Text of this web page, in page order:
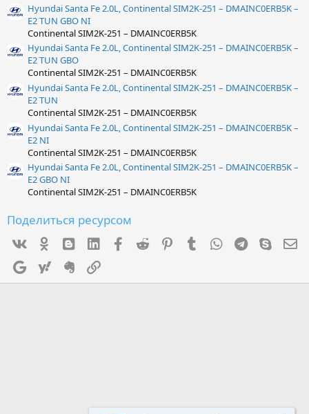
Hyundai Santa Fe 2.0L, Continental SIM2K-251 – DMAINC0ERB5K –
E2 TUN GBO NI
Continental SIM2K-251 – DMAINC0ERB5K
Hyundai Santa Fe 2.0L, Continental SIM2K-251 – DMAINC0ERB5K –
E2 TUN GBO
Continental SIM2K-251 – DMAINC0ERB5K
Hyundai Santa Fe 2.0L, Continental SIM2K-251 – DMAINC0ERB5K –
E2 TUN
Continental SIM2K-251 – DMAINC0ERB5K
Hyundai Santa Fe 2.0L, Continental SIM2K-251 – DMAINC0ERB5K –
E2 NI
Continental SIM2K-251 – DMAINC0ERB5K
Hyundai Santa Fe 2.0L, Continental SIM2K-251 – DMAINC0ERB5K –
E2 GBO NI
Continental SIM2K-251 – DMAINC0ERB5K
Поделиться ресурсом
Ok mes_blogger
Linked InFacebook
Reddit PinterestTumblr WhatsAppTelegram
Skype
Google Yahoo Evernote